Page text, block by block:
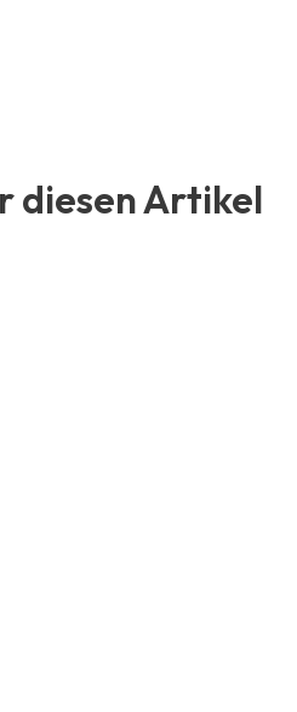
diesen Artikel